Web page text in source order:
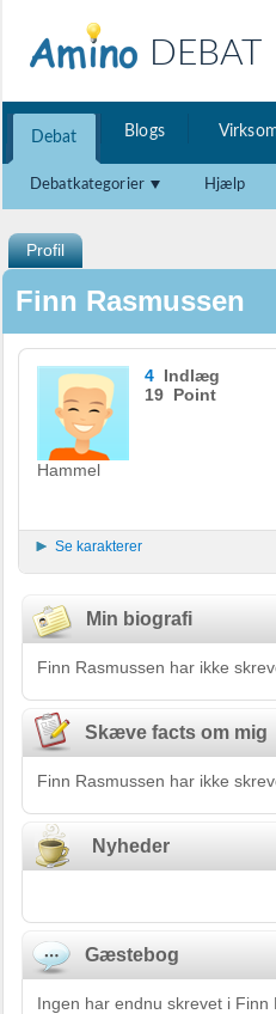
DEBAT
Debat Blogs
Debatkategorier Hjælp
Profil
Finn Rasmussen
Hammel
4 Indlæg
19 Point
Se karakterer
Min biografi
Finn Rasmussen har ikke
Skæve facts om mig
Finn Rasmussen har ikke
Nyheder
Gæstebog
Ingen har endnu skrevet i